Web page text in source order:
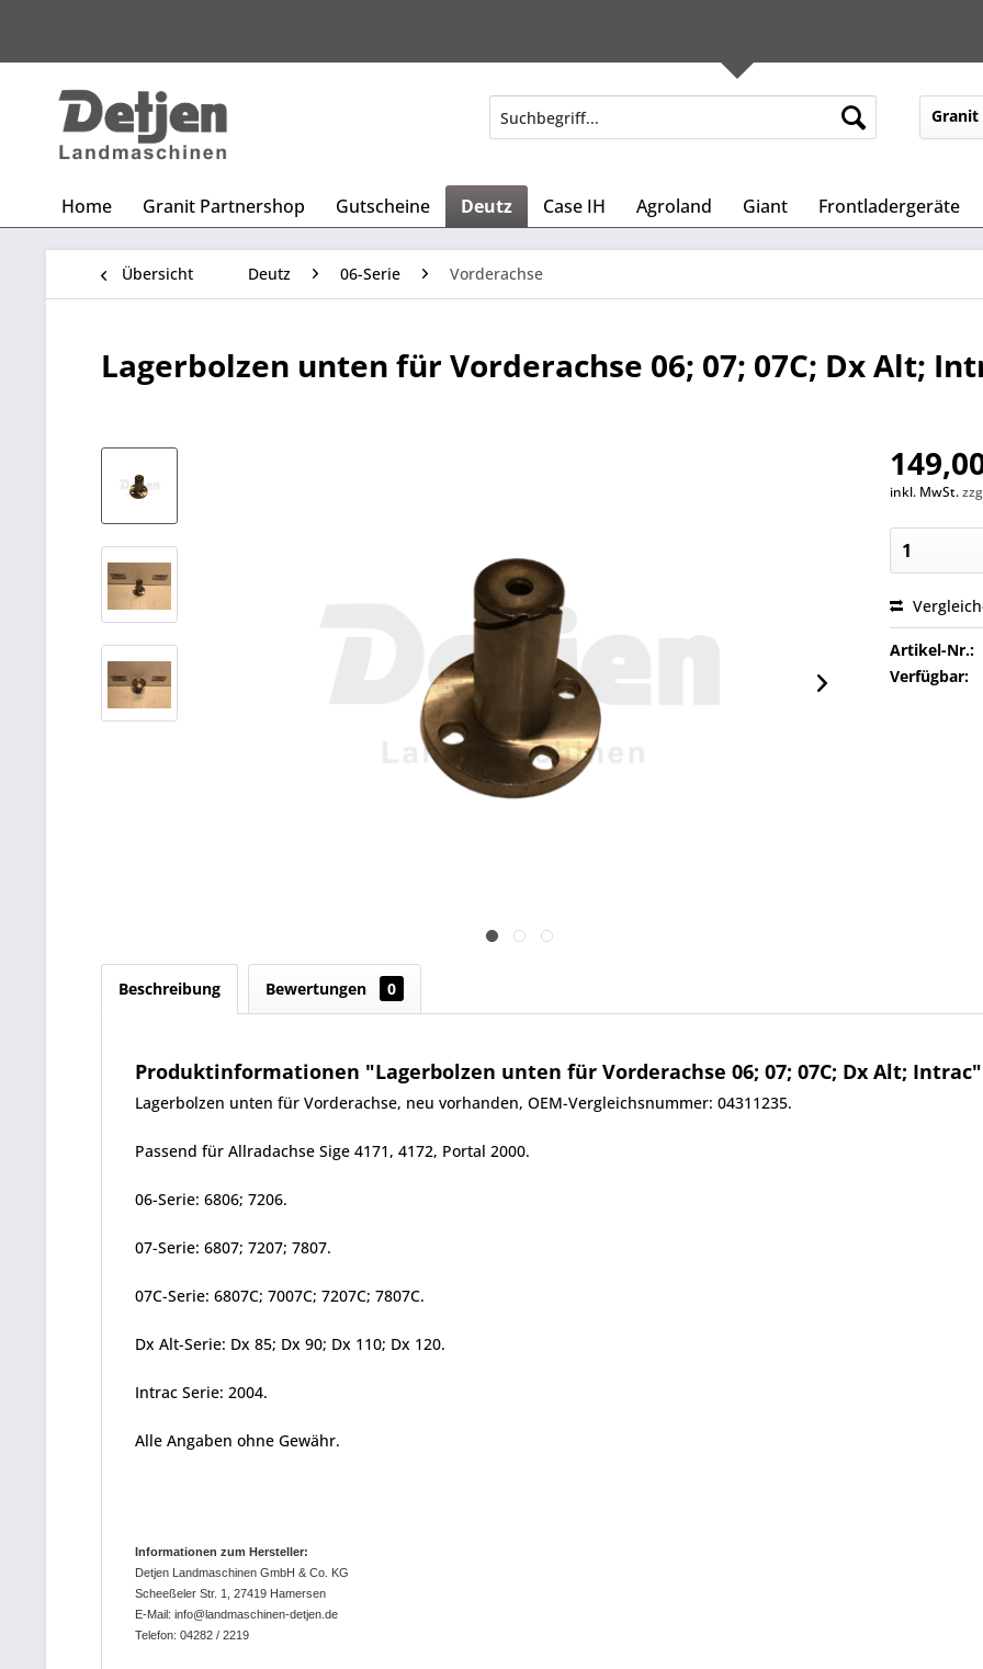
Granit
Home Granit Partnershop Gutscheine Deutz Case IH Agroland Giant Frontladergeräte
Übersicht Deutz 06-Serie Vorderachse
Lagerbolzen unten für Vorderachse 06; 07; 07C; Dx Alt;
inkl. MwSt.
Artikel-Nr.:
Verfügbar:
Beschreibung Bewertungen 0
Produktinformationen "Lagerbolzen unten für Vorderachse 06; 07; 07C; Dx Alt; Intrac"
Lagerbolzen unten für Vorderachse, neu vorhanden, OEM-Vergleichsnummer: 04311235.
Passend für Allradachse Sige 4171, 4172, Portal 2000.
06-Serie: 6806; 7206.
07-Serie: 6807; 7207; 7807.
07C-Serie: 6807C; 7007C; 7207C; 7807C.
Dx Alt-Serie: Dx 85; Dx 90; Dx 110; Dx 120.
Intrac Serie: 2004.
Alle Angaben ohne Gewähr.
Informationen zum Hersteller:
Detjen Landmaschinen GmbH & Co. KG
Scheeßeler Str. 1, 27419 Hamersen
E-Mail: info@landmaschinen-detjen.de
Telefon: 04282 / 2219